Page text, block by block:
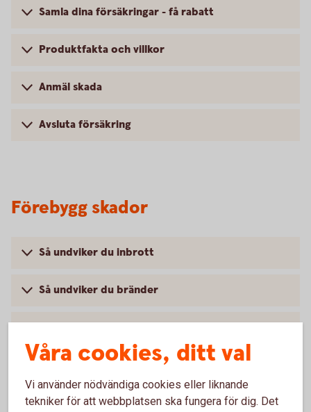
Samla dina försäkringar - få rabatt
Produktfakta och villkor
Anmäl skada
Avsluta försäkring
Förebygg skador
Så undviker du inbrott
Så undviker du bränder
Var rädd om dig och din cykel
Våra cookies, ditt val
Vi använder nödvändiga cookies eller liknande
tekniker för att webbplatsen ska fungera för dig. Det